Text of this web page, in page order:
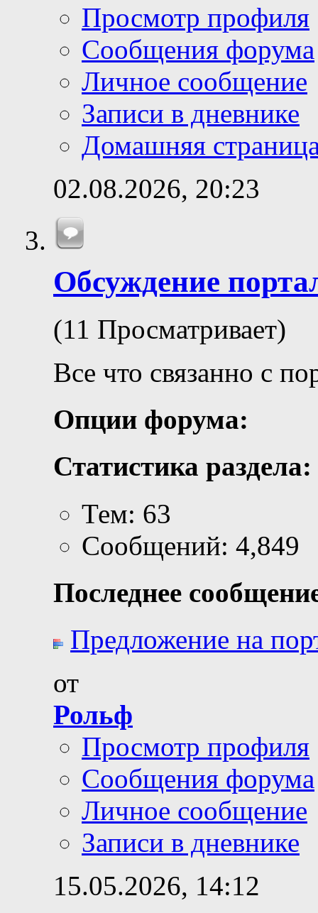
Просмотр профиля
Сообщения форума
Личное сообщение
Записи в дневнике
Домашняя
02.08.2026, 20:23
Обсуждение
(11 Просматривает)
Все что связанно с
Опции форума:
Статистика раздела:
Тем: 63
Сообщений: 4,849
Последнее
Предложение на
от
Рольф
Просмотр профиля
Сообщения форума
Личное сообщение
Записи в дневнике
15.05.2026, 14:12